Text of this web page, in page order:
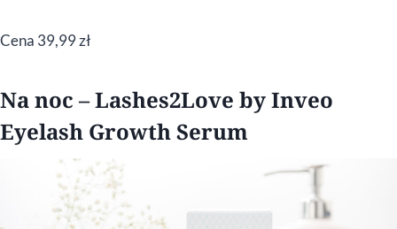
Cena 39,99 zł
Na noc – Lashes2Love by Inveo
Eyelash Growth Serum